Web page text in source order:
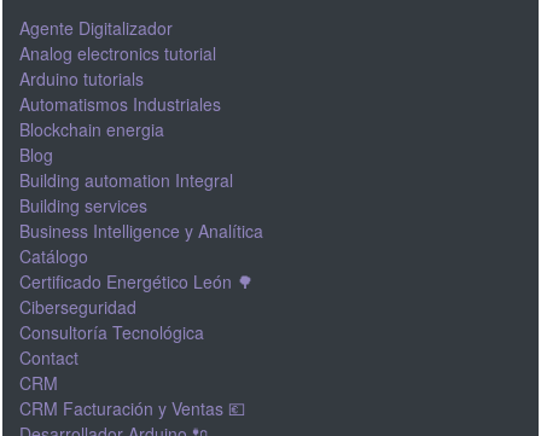
Agente Digitalizador
Analog electronics tutorial
Arduino tutorials
Automatismos Industriales
Blockchain energia
Blog
Building automation Integral
Building services
Business Intelligence y Analítica
Catálogo
Certificado Energético León 🌳
Ciberseguridad
Consultoría Tecnológica
Contact
CRM
CRM Facturación y Ventas 💶